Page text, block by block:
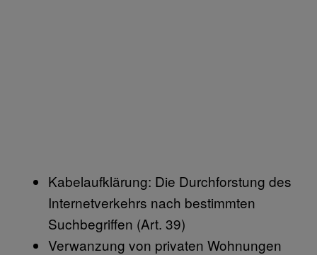
Kabelaufklärung: Die Durchforstung des
Internetverkehrs nach bestimmten
Suchbegriffen (Art. 39)
Verwanzung von privaten Wohnungen